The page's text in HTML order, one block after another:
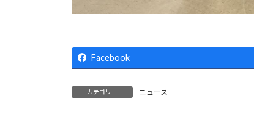
Facebook
カテゴリー ニュース